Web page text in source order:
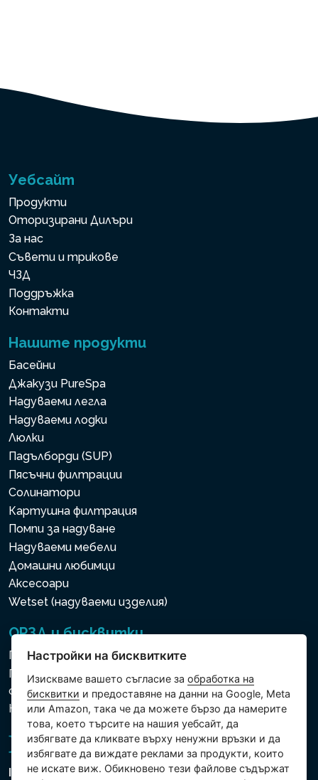
Уебсайт
Продукти
Оторизирани Дилъри
За нас
Съвети и трикове
ЧЗД
Поддръжка
Контакти
Нашите продукти
Басейни
Джакузи PureSpa
Надуваеми легла
Надуваеми лодки
Люлки
Падълборди (SUP)
Пясъчни филтрации
Солинатори
Картушна филтрация
Помпи за надуване
Надуваеми мебели
Домашни любимци
Аксесоари
Wetset (надуваеми изделия)
ОРЗД и бисквитки
Политика за използване на бисквитки
Политика за защита на личните и други
обработвани данни
Настройки на бисквитките
Intex Trading, s.r.o.
Настройки на бисквитките
Изискваме вашето съгласие заобработка на
бисквитки и предоставяне на данни на Google, Meta
или Amazon, така че да можете бързо да намерите
това, което търсите на нашия уебсайт, да
избягвате да кликвате върху ненужни връзки и да
избягвате да виждате реклами за продукти, които
не искате виж. Обикновено тези файлове съдържат